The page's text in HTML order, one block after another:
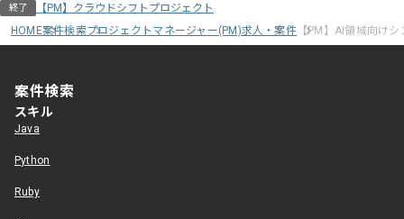
終了
【PM】クラウドシフトプロジェクト
HOME案件検索プロジェクトマネージャー(PM)求人・案件【PM】AI領域向けシ
案件検索
スキル
Java
Python
Ruby